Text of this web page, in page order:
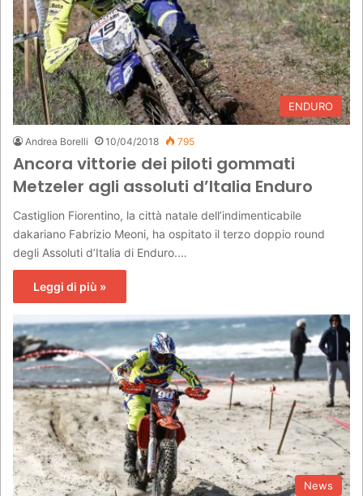
r
:
ENDURO
Andrea Borelli 10/04/2018 795
Ancora vittorie dei piloti gommati
Metzeler agli assoluti d’Italia Enduro
Castiglion Fiorentino, la città natale dell’indimenticabile
dakariano Fabrizio Meoni, ha ospitato il terzo doppio round
degli Assoluti d’Italia di Enduro.…
Leggi di più »
News